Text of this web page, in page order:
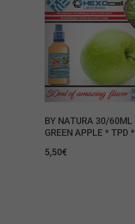
BY NATURA 30/60ML
GREEN APPLE * TPD *
5,50€